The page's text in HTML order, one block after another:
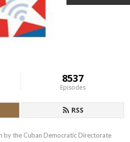
8537
Episodes
RSS
by the Cuban Democratic Directorate